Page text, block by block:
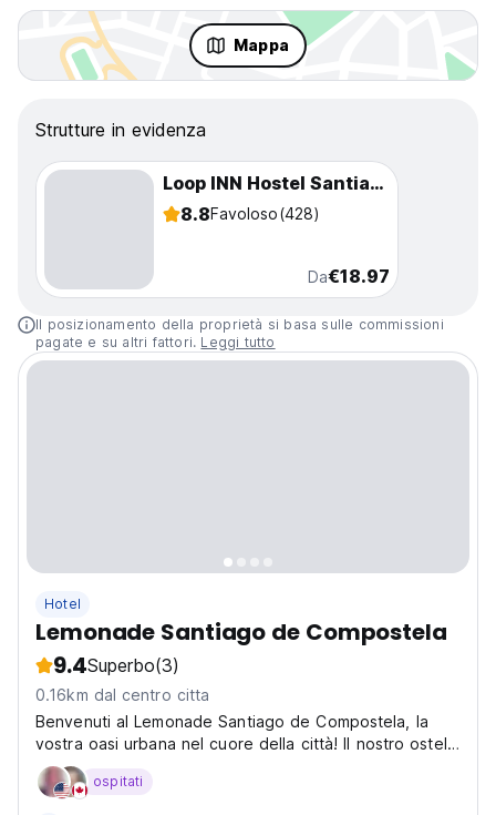
Mappa
Strutture in evidenza
Loop INN Hostel Santiago de Compostela
8.8Favoloso(428)
Da€18.97
Il posizionamento della proprietà si basa sulle commissioni
pagate e su altri fattori. Leggi tutto
Hotel
Lemonade Santiago de Compostela
9.4Superbo(3)
0.16km dal centro citta
Benvenuti al Lemonade Santiago de Compostela, la
vostra oasi urbana nel cuore della città! Il nostro ostello
e residenza, situato in Rúa das Galeras numero 44, è il
punto di partenza perfetto per esplorare la magica
ospitati